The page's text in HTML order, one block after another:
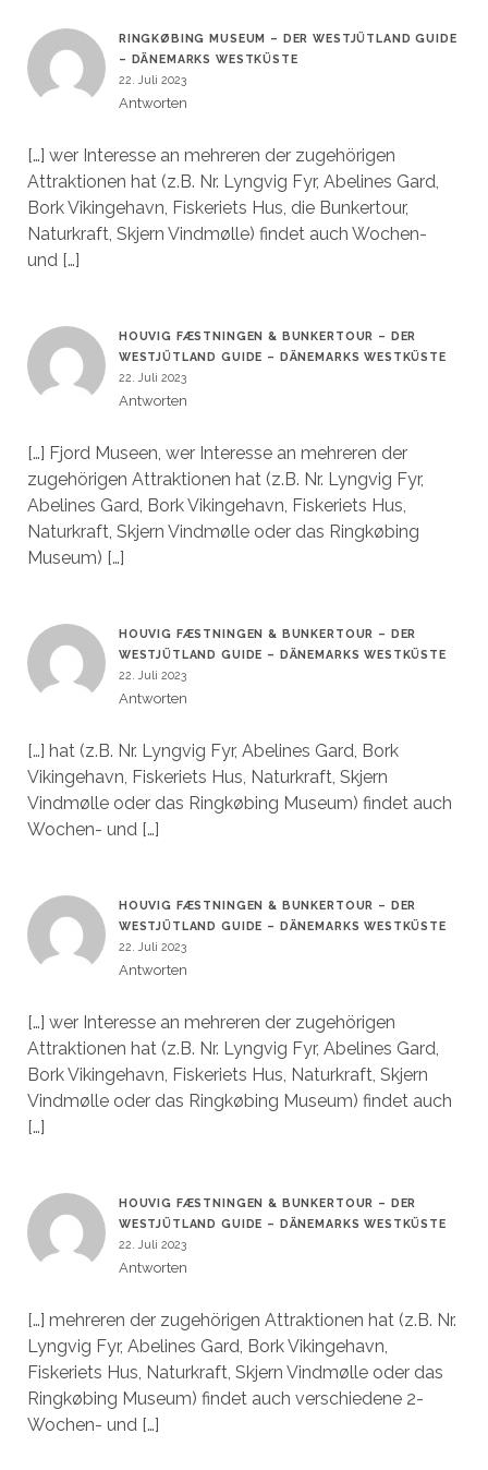
RINGKØBING MUSEUM – DER WESTJÜTLAND GUIDE
– DÄNEMARKS WESTKÜSTE
22. Juli 2023
Antworten
[…] wer Interesse an mehreren der zugehörigen
Attraktionen hat (z.B. Nr. Lyngvig Fyr, Abelines Gard,
Bork Vikingehavn, Fiskeriets Hus, die Bunkertour,
Naturkraft, Skjern Vindmølle) findet auch Wochen-
und […]
HOUVIG FÆSTNINGEN & BUNKERTOUR – DER
WESTJÜTLAND GUIDE – DÄNEMARKS WESTKÜSTE
22. Juli 2023
Antworten
[…] Fjord Museen, wer Interesse an mehreren der
zugehörigen Attraktionen hat (z.B. Nr. Lyngvig Fyr,
Abelines Gard, Bork Vikingehavn, Fiskeriets Hus,
Naturkraft, Skjern Vindmølle oder das Ringkøbing
Museum) […]
HOUVIG FÆSTNINGEN & BUNKERTOUR – DER
WESTJÜTLAND GUIDE – DÄNEMARKS WESTKÜSTE
22. Juli 2023
Antworten
[…] hat (z.B. Nr. Lyngvig Fyr, Abelines Gard, Bork
Vikingehavn, Fiskeriets Hus, Naturkraft, Skjern
Vindmølle oder das Ringkøbing Museum) findet auch
Wochen- und […]
HOUVIG FÆSTNINGEN & BUNKERTOUR – DER
WESTJÜTLAND GUIDE – DÄNEMARKS WESTKÜSTE
22. Juli 2023
Antworten
[…] wer Interesse an mehreren der zugehörigen
Attraktionen hat (z.B. Nr. Lyngvig Fyr, Abelines Gard,
Bork Vikingehavn, Fiskeriets Hus, Naturkraft, Skjern
Vindmølle oder das Ringkøbing Museum) findet auch
[…]
HOUVIG FÆSTNINGEN & BUNKERTOUR – DER
WESTJÜTLAND GUIDE – DÄNEMARKS WESTKÜSTE
22. Juli 2023
Antworten
[…] mehreren der zugehörigen Attraktionen hat (z.B. Nr.
Lyngvig Fyr, Abelines Gard, Bork Vikingehavn,
Fiskeriets Hus, Naturkraft, Skjern Vindmølle oder das
Ringkøbing Museum) findet auch verschiedene 2-
Wochen- und […]